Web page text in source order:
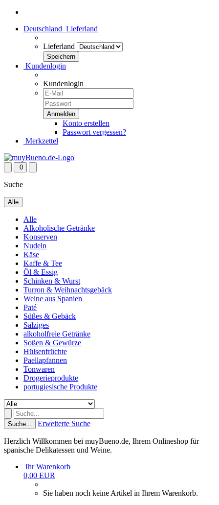
Deutschland Lieferland
Lieferland
Kundenlogin
Kundenlogin
Konto erstellen
Passwort vergessen?
Merkzettel
0
Suche
Alle
Alle
Alkoholische Getränke
Konserven
Nudeln
Käse
Kaffe & Tee
Öl & Essig
Schinken & Wurst
Turron & Weihnachtsgebäck
Weine aus Spanien
Paté
Süßes & Gebäck
Salziges
alkoholfreie Getränke
Soßen & Gewürze
Hülsenfrüchte
Paellapfannen
Tonwaren
Drogerieprodukte
portugiesische Produkte
Suche... Erweiterte Suche
Herzlich Willkommen bei muyBueno.de, Ihrem Onlineshop für
spanische Delikatessen und Weine.
Ihr Warenkorb
0,00 EUR
Sie haben noch keine Artikel in Ihrem Warenkorb.